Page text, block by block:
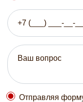
Отправляя